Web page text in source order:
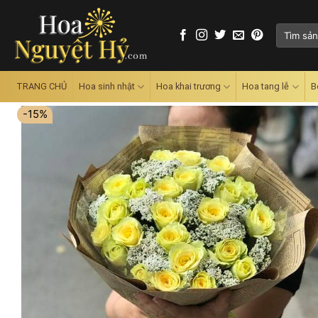
content
Tìm
TRANG CHỦ Hoa sinh nhật Hoa khai trương Hoa tang lễ
-15%